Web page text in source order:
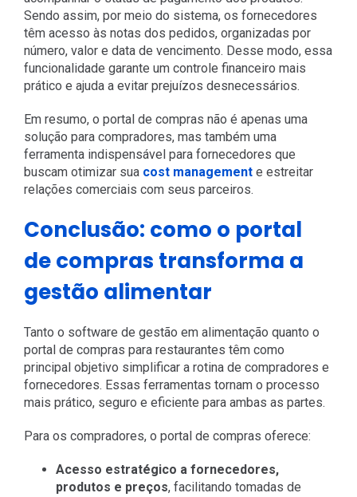
Sendo assim, por meio do sistema, os fornecedores
têm acesso às notas dos pedidos, organizadas por
número, valor e data de vencimento. Desse modo, essa
funcionalidade garante um controle financeiro mais
prático e ajuda a evitar prejuízos desnecessários.
Em resumo, o portal de compras não é apenas uma
solução para compradores, mas também uma
ferramenta indispensável para fornecedores que
buscam otimizar sua cost managemente estreitar
relações comerciais com seus parceiros.
Conclusão: como o portal
de compras transforma a
gestão alimentar
Tanto o software de gestão em alimentação quanto o
portal de compras para restaurantes têm como
principal objetivo simplificar a rotina de compradores e
fornecedores. Essas ferramentas tornam o processo
mais prático, seguro e eficiente para ambas as partes.
Para os compradores, o portal de compras oferece:
Acesso estratégico a fornecedores,
produtos e preços, facilitando tomadas de